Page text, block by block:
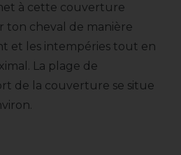
à cette couverture
ton cheval de manière
et les intempéries tout en
La plage de
de la couverture se situe